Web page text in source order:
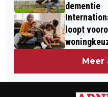
dementie
loopt
Meer